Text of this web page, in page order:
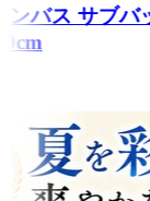
ャンバス サブ